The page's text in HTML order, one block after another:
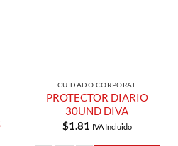
CUIDADO CORPORAL
PROTECTOR DIARIO
30UND DIVA
$1.81 IVA Incluido